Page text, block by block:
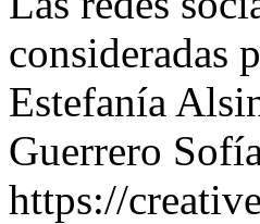
consideradas
Estefanía
Guerrero
https://